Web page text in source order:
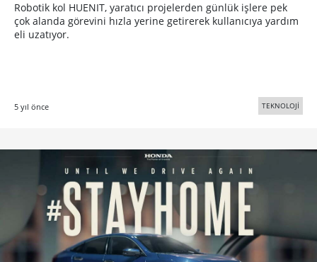
Robotik kol HUENIT, yaratıcı projelerden günlük işlere pek
çok alanda görevini hızla yerine getirerek kullanıcıya yardım
eli uzatıyor.
5 yıl önce TEKNOLOJİ